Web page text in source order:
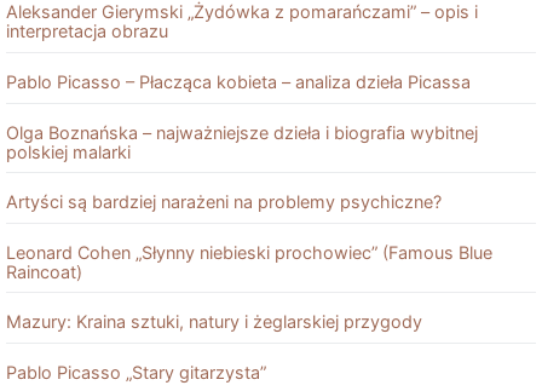
Aleksander Gierymski „Żydówka z pomarańczami” – opis i
interpretacja obrazu
Pablo Picasso – Płacząca kobieta – analiza dzieła Picassa
Olga Boznańska – najważniejsze dzieła i biografia wybitnej
polskiej malarki
Artyści są bardziej narażeni na problemy psychiczne?
Leonard Cohen „Słynny niebieski prochowiec” (Famous Blue
Raincoat)
Mazury: Kraina sztuki, natury i żeglarskiej przygody
Pablo Picasso „Stary gitarzysta”